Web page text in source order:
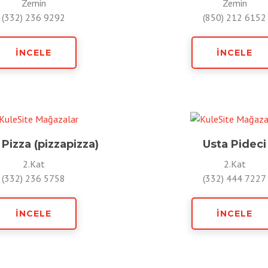
Zemin
(332) 236 9292
İNCELE
Zemin
(850) 212 6152
İNCELE
(pizzapizza)
2.Kat
(332) 236 5758
İNCELE
Usta Pideci
2.Kat
(332) 444 7227
İNCELE